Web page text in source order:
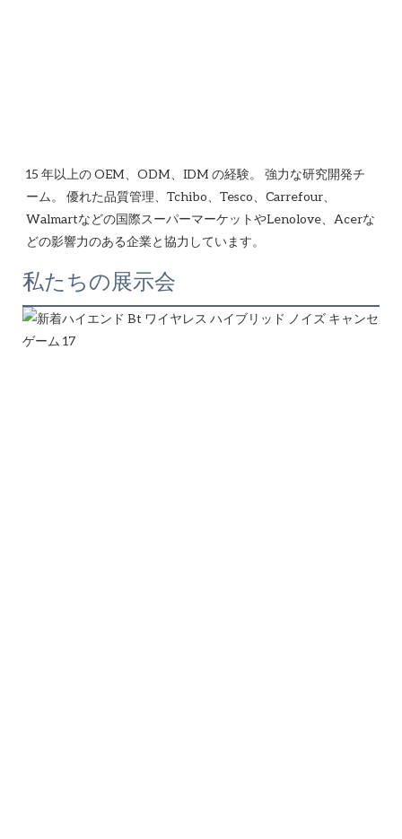
15 年以上の OEM、ODM、IDM の経験。 強力な研究開発チ
ーム。 優れた品質管理、Tchibo、Tesco、Carrefour、
Walmartなどの国際スーパーマーケットやLenolove、Acerな
私たちの展示会